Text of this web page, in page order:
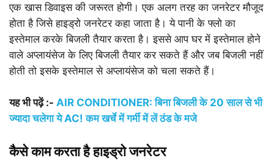
एक खास डिवाइस की जरूरत होगी। एक अलग तरह का जनरेटर मौजूद
होता है जिसे हाइड्रो जनरेटर कहा जाता है। ये पानी के फ्लो का
इस्तेमाल करके बिजली तैयार करता है। इससे आप घर में इस्तेमाल होने
वाले अप्लायंसेज के लिए बिजली तैयार कर सकते हैं और जब बिजली नहीं
होती तो इसके इस्तेमाल से अप्लायंसेज को चला सकते हैं।
यह भी पढ़ें :- AIR CONDITIONER: बिना बिजली के 20 साल से भी
ज्यादा चलेगा ये AC! कम खर्चे में गर्मी में लें ठंड के मजे
कैसे काम करता है हाइड्रो जनरेटर